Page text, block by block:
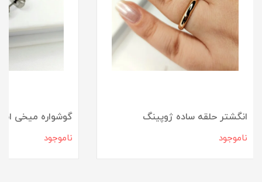
انگشتر حلقه ساده ژوپینگ
ناموجود
گوشواره میخی
ناموجود